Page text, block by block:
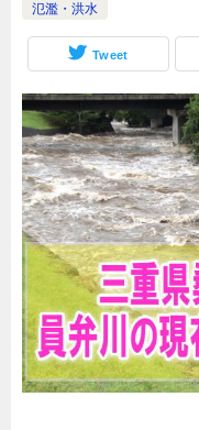
氾濫・洪水
Tweet